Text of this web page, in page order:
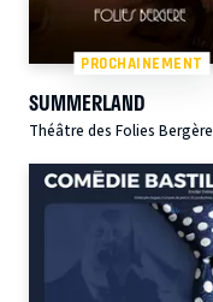
PROCHAINEMENT
SUMMERLAND
Théâtre des Folies Bergère